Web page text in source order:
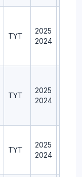
TYT
2025
2024
TYT
2025
2024
TYT
2025
2024